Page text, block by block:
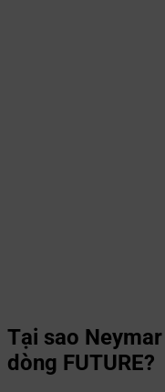
Tại sao
dòng FUTURE?